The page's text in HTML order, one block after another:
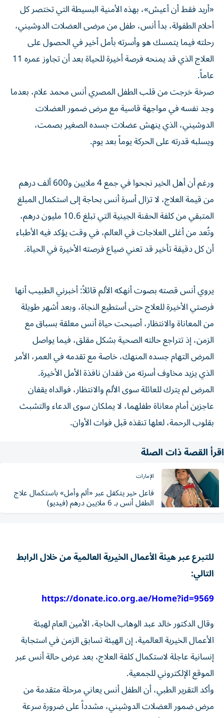
«أريد فقط أن أعيش»، بهذه الأمنية البسيطة التي تختصر كل
أحلام الطفولة، بدأ أنس، طفل من مرضى العضلات الدوشيني،
رحلته فيما يتمسك هو وأسرته بأمل أخير في الحصول على
العلاج الذي قد يمنحه فرصة أخيرة للحياة بعد أن تجاوز عمره 11
عاماً.
صرخة خرجت من قلب الطفل المصري أنس محمد علام، بعدما
وجد نفسه في مواجهة قاسية مع مرض ضمور العضلات
الدوشيني، الذي ينهش عضلات جسده الصغير بصمت،
ويسلبه قدرته على الحركة يوماً بعد يوم.
ورغم أن أهل الخير نجحوا في جمع 4 ملايين و600 ألف درهم
من قيمة العلاج، لا تزال أسرة أنس بحاجة إلى استكمال المبلغ
المتبقي من كلفة الحقنة الجينية التي تبلغ 10.6 مليون درهم،
وتُعد من أغلى العلاجات في العالم، في وقت يؤكد فيه الأطباء
أن كل دقيقة تأخير قد تعني ضياع فرصته الأخيرة في الحياة.
يروي أنس قصته بصوت أنهكه الألم قائلاً: أخبرني الطبيب أنها
فرصتي الأخيرة للعلاج حتى أستطيع النجاة، وبعد أشهر طويلة
من المعاناة والانتظار، أصبحت حياة أنس معلقة بسباق مع
الزمن، إذ تتراجع حالته الصحية بشكل مقلق، فيما يواصل
المرض التهام جسده المنهك، خاصة مع تقدمه في العمر، الأمر
الذي يزيد مخاوف أسرته من فقدان نافذة الأمل الأخيرة.
المرض لم يترك للعائلة سوى الألم والانتظار، فوالداه يقفان
عاجزين أمام معاناة طفلهما، لا يملكان سوى الدعاء والتشبث
بقلوب الرحمة، لعلها تنقذه قبل فوات الأوان.
اقرأ القصة ذات الصلة
الإمارات
فاعل خير يتكفل عبر «ألم وأمل» باستكمال علاج
الطفل أنس بـ 6 ملايين درهم (فيديو)
للتبرع عبر هيئة الأعمال الخيرية العالمية من خلال الرابط
التالي:
https://donate.ico.org.ae/Home?id=9569
وقال الدكتور خالد عبد الوهاب الخاجة، الأمين العام لهيئة
الأعمال الخيرية العالمية، إن الهيئة تسابق الزمن في استجابة
إنسانية عاجلة لاستكمال كلفة العلاج، بعد عرض حالة أنس عبر
الموقع الإلكتروني للجمعية.
وأكد التقرير الطبي، أن الطفل أنس يعاني مرحلة متقدمة من
مرض ضمور العضلات الدوشيني، مشدداً على ضرورة سرعة